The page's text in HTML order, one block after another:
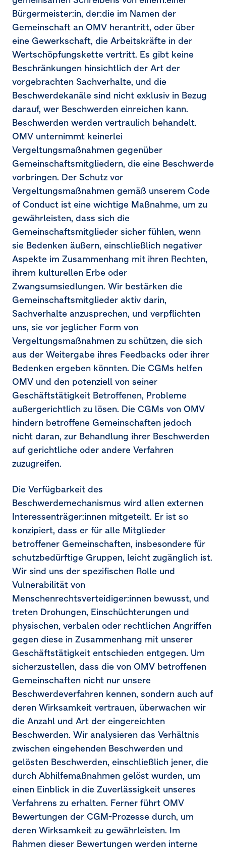
Bürgermeister:in, der:die im Namen der
Gemeinschaft an OMV herantritt, oder über
eine Gewerkschaft, die Arbeitskräfte in der
Wertschöpfungskette vertritt. Es gibt keine
Beschränkungen hinsichtlich der Art der
vorgebrachten Sachverhalte, und die
Beschwerdekanäle sind nicht exklusiv in Bezug
darauf, wer Beschwerden einreichen kann.
Beschwerden werden vertraulich behandelt.
OMV unternimmt keinerlei
Vergeltungsmaßnahmen gegenüber
Gemeinschaftsmitgliedern, die eine Beschwerde
vorbringen. Der Schutz vor
Vergeltungsmaßnahmen gemäß unserem Code
of Conduct ist eine wichtige Maßnahme, um zu
gewährleisten, dass sich die
Gemeinschaftsmitglieder sicher fühlen, wenn
sie Bedenken äußern, einschließlich negativer
Aspekte im Zusammenhang mit ihren Rechten,
ihrem kulturellen Erbe oder
Zwangsumsiedlungen. Wir bestärken die
Gemeinschaftsmitglieder aktiv darin,
Sachverhalte anzusprechen, und verpflichten
uns, sie vor jeglicher Form von
Vergeltungsmaßnahmen zu schützen, die sich
aus der Weitergabe ihres Feedbacks oder ihrer
Bedenken ergeben könnten. Die CGMs helfen
OMV und den potenziell von seiner
Geschäftstätigkeit Betroffenen, Probleme
außergerichtlich zu lösen. Die CGMs von OMV
hindern betroffene Gemeinschaften jedoch
nicht daran, zur Behandlung ihrer Beschwerden
auf gerichtliche oder andere Verfahren
zuzugreifen.
Die Verfügbarkeit des
Beschwerdemechanismus wird allen externen
Interessenträger:innen mitgeteilt. Er ist so
konzipiert, dass er für alle Mitglieder
betroffener Gemeinschaften, insbesondere für
schutzbedürftige Gruppen, leicht zugänglich ist.
Wir sind uns der spezifischen Rolle und
Vulnerabilität von
Menschenrechtsverteidiger:innen bewusst, und
treten Drohungen, Einschüchterungen und
physischen, verbalen oder rechtlichen Angriffen
gegen diese in Zusammenhang mit unserer
Geschäftstätigkeit entschieden entgegen. Um
sicherzustellen, dass die von OMV betroffenen
Gemeinschaften nicht nur unsere
Beschwerdeverfahren kennen, sondern auch auf
deren Wirksamkeit vertrauen, überwachen wir
die Anzahl und Art der eingereichten
Beschwerden. Wir analysieren das Verhältnis
zwischen eingehenden Beschwerden und
gelösten Beschwerden, einschließlich jener, die
durch Abhilfemaßnahmen gelöst wurden, um
einen Einblick in die Zuverlässigkeit unseres
Verfahrens zu erhalten. Ferner führt OMV
Bewertungen der CGM-Prozesse durch, um
deren Wirksamkeit zu gewährleisten. Im
Rahmen dieser Bewertungen werden interne